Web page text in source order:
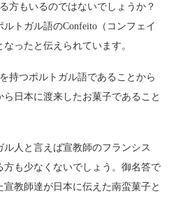
方もいるのではないでしょうか？
トガル語のConfeito（コンフェイ
ったと伝えられています。
持つポルトガル語であることから
日本に渡来したお菓子であること
人と言えば宣教師のフランシス
方も少なくないでしょう。御名答で
教師達が日本に伝えた南蛮菓子と